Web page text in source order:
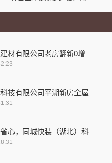
材有限公司老房翻新0增
技有限公司平湖新房全屋
心，同城快装（湖北）科